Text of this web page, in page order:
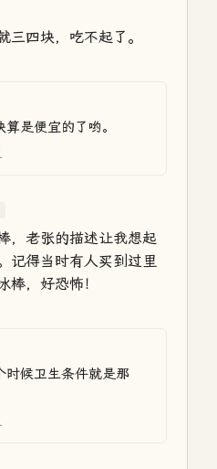
三四块，吃不起了。
算是便宜的了哟。
，老张的描述让我想起
记得当时有人买到过里
棒，好恐怖！
时候卫生条件就是那